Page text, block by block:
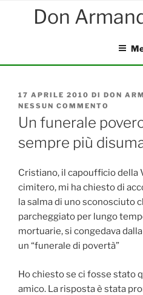
PUBBLICATO
IL
17 APRILE 2010 DI DON
NESSUN COMMENTO
POVERO
A
CITTÀ
SEMPRE
PIÙ
Un funerale
sempre più
Cristiano, il capoufficio della
cimitero, mi ha chiesto di
la salma di uno sconosciuto
parcheggiato per lungo
mortuarie, si congedava
un “funerale di povertà”
Ho chiesto se ci fosse stato
amico. La risposta è stata